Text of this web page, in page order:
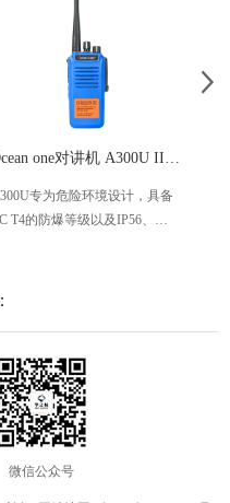
专为危险环境设计，具备
T4的防爆等级以及IP56、
微信公众号